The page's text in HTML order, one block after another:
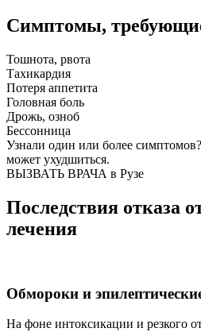
Симптомы,
Тошнота, рвота
Тахикардия
Потеря аппетита
Головная боль
Дрожь, озноб
Бессонница
Узнали один или более симптомов?
может ухудшиться.
ВЫЗВАТЬ ВРАЧА в Рузе
Последствия отказа
лечения
Обмороки и
На фоне интоксикации и резкого